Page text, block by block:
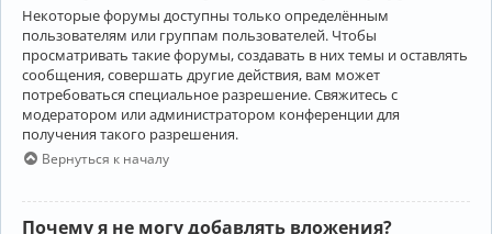
Некоторые форумы доступны только определённым
пользователям или группам пользователей. Чтобы
просматривать такие форумы, создавать в них темы и оставлять
сообщения, совершать другие действия, вам может
потребоваться специальное разрешение. Свяжитесь с
модератором или администратором конференции для
получения такого разрешения.
Вернуться к началу
Почему я не могу добавлять вложения?